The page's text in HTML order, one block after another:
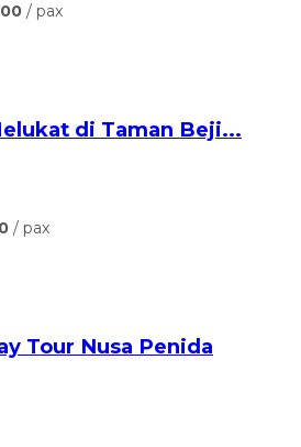
/ pax
di Taman Beji...
/ pax
Tour Nusa Penida